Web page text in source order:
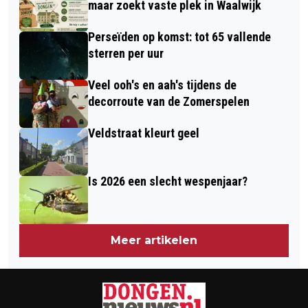
maar zoekt vaste plek in Waalwijk
Perseïden op komst: tot 65 vallende
sterren per uur
Veel ooh's en aah's tijdens de
decorroute van de Zomerspelen
Veldstraat kleurt geel
Is 2026 een slecht wespenjaar?
Meer artikelen